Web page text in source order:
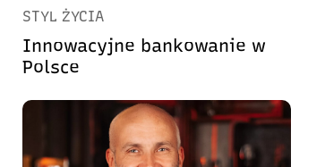
STYL ŻYCIA
Innowacyjne bankowanie w
Polsce